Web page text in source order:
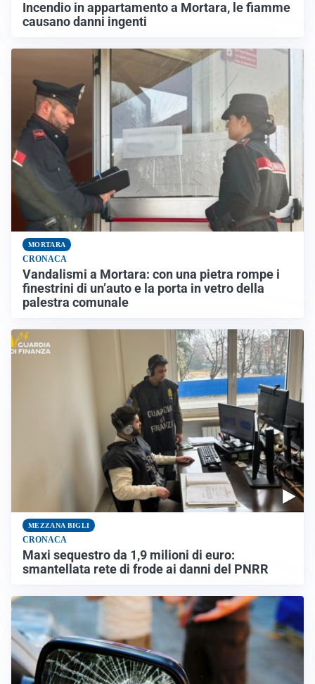
Incendio in appartamento a Mortara, le fiamme
causano danni ingenti
MORTARA
CRONACA
Vandalismi a Mortara: con una pietra rompe i
finestrini di un’auto e la porta in vetro della
palestra comunale
MEZZANA BIGLI
CRONACA
Maxi sequestro da 1,9 milioni di euro:
smantellata rete di frode ai danni del PNRR